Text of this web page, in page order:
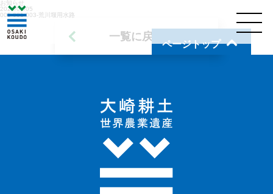
お知らせ
2020/01/05
005-001-003-荒川堰用水路
一覧に戻る
ページトップ